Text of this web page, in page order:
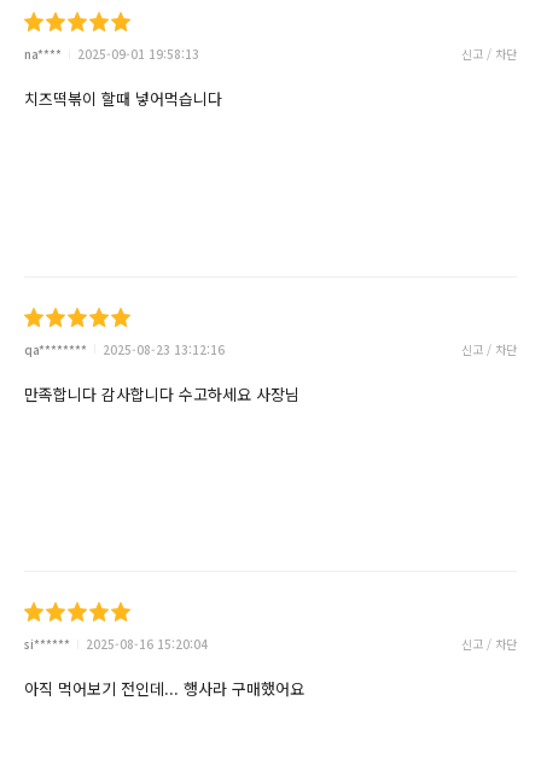
na**** 2025-09-01 19:58:13 신고 / 차단
치즈떡볶이 할때 넣어먹습니다
qa******** 2025-08-23 13:12:16 신고 / 차단
만족합니다 감사합니다 수고하세요 사장님
si****** 2025-08-16 15:20:04 신고 / 차단
아직 먹어보기 전인데... 행사라 구매했어요